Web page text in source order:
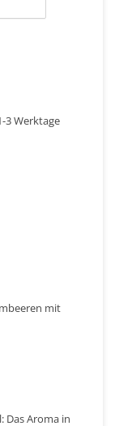
3 Werktage
mit
Das Aroma in